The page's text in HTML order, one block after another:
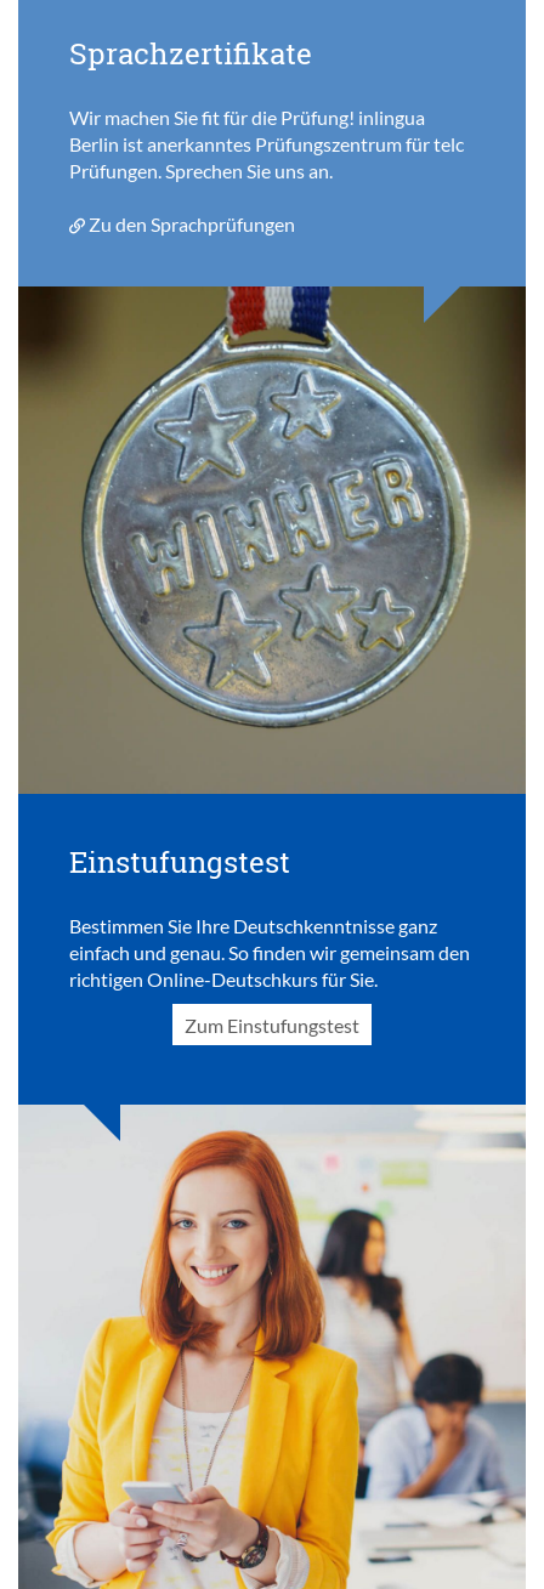
Sprachzertifikate
Wir machen Sie fit für die Prüfung! inlingua
Berlin ist anerkanntes Prüfungszentrum für telc
Prüfungen. Sprechen Sie uns an.
Zu den Sprachprüfungen
Einstufungstest
Bestimmen Sie Ihre Deutschkenntnisse ganz
einfach und genau. So finden wir gemeinsam den
richtigen Online-Deutschkurs für Sie.
Zum Einstufungstest